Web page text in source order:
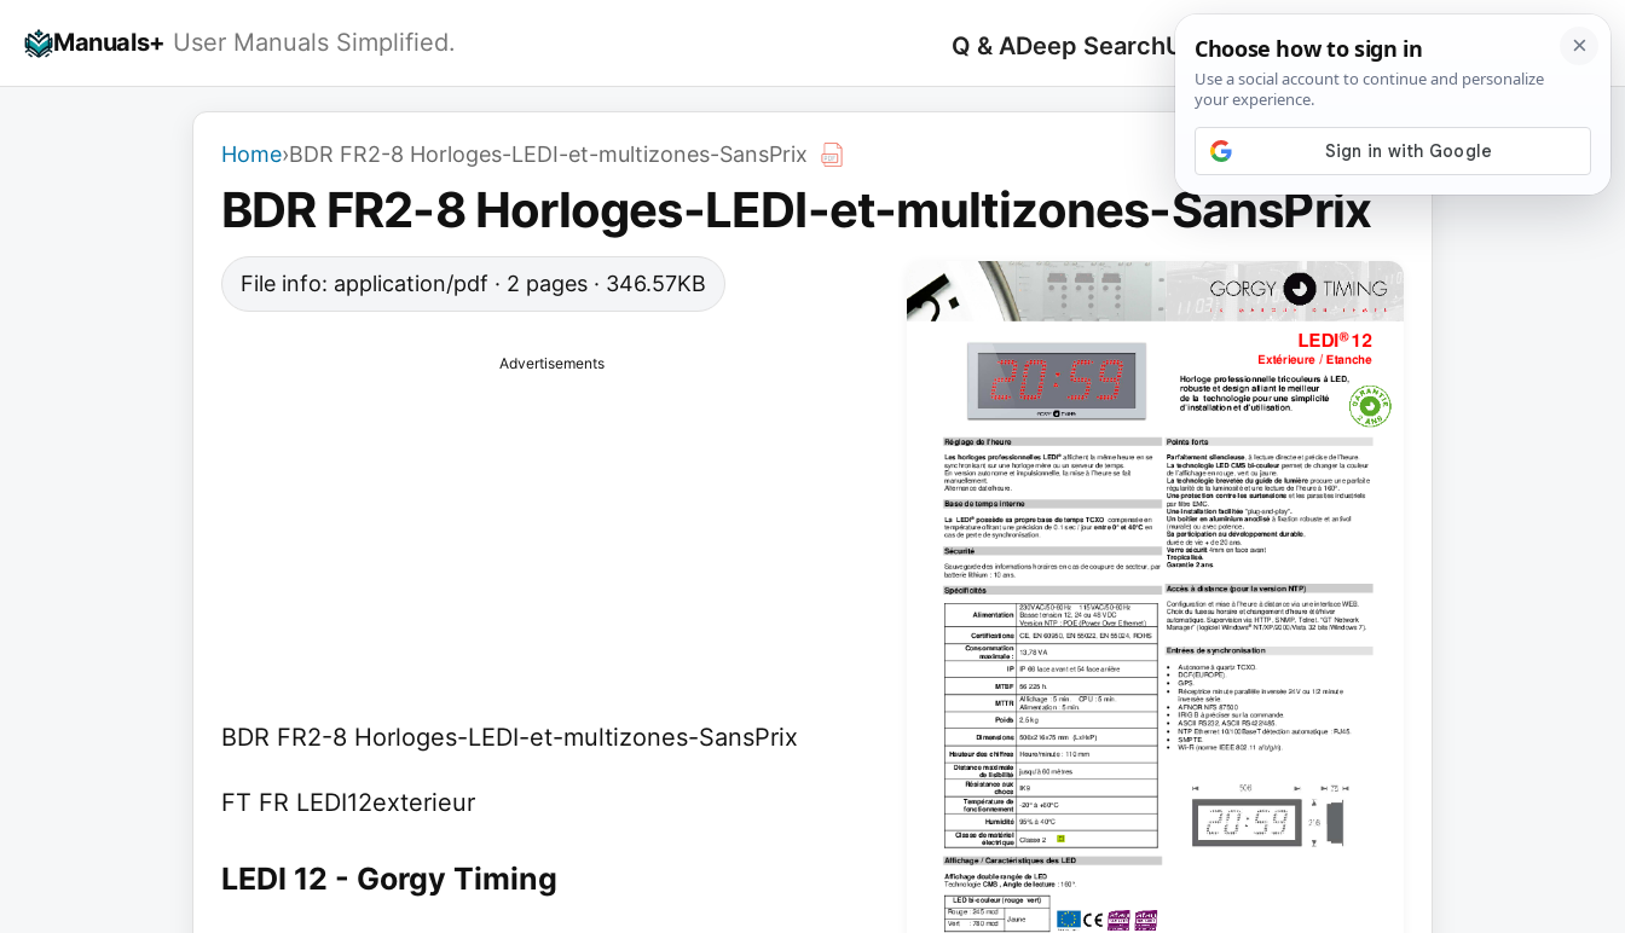
Manuals+ User Manuals Simplified. Q & ADeep SearchUpload
Search
for:
🔍
Home›BDR FR2-8 Horloges-LEDI-et-multizones-SansPrix
BDR FR2-8 Horloges-LEDI-et-multizones-SansPrix
File info: application/pdf · 2 pages · 346.57KB
Advertisements
BDR FR2-8 Horloges-LEDI-et-multizones-SansPrix
FT FR LEDI12exterieur
LEDI 12 - Gorgy Timing